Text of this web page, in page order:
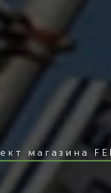
магазина